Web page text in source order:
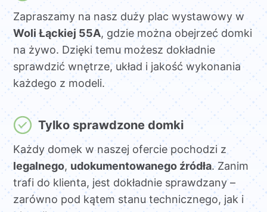
Zapraszamy na nasz duży plac wystawowy w
Woli Łąckiej 55A, gdzie można obejrzeć domki
na żywo. Dzięki temu możesz dokładnie
sprawdzić wnętrze, układ i jakość wykonania
każdego z modeli.
Tylko sprawdzone domki
Każdy domek w naszej ofercie pochodzi z
legalnego, udokumentowanego źródła. Zanim
trafi do klienta, jest dokładnie sprawdzany –
zarówno pod kątem stanu technicznego, jak i